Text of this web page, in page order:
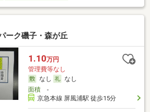
ーク磯子・森が丘
1.10万円
管理費等なし
なし
なし
面積-
京急本線 屏風浦駅 徒歩15分